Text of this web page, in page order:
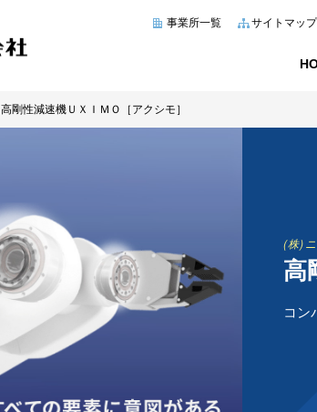
事業所一覧 サイトマップ
高剛性減速機ＵＸＩＭＯ［アクシモ］
(株)
高
コン